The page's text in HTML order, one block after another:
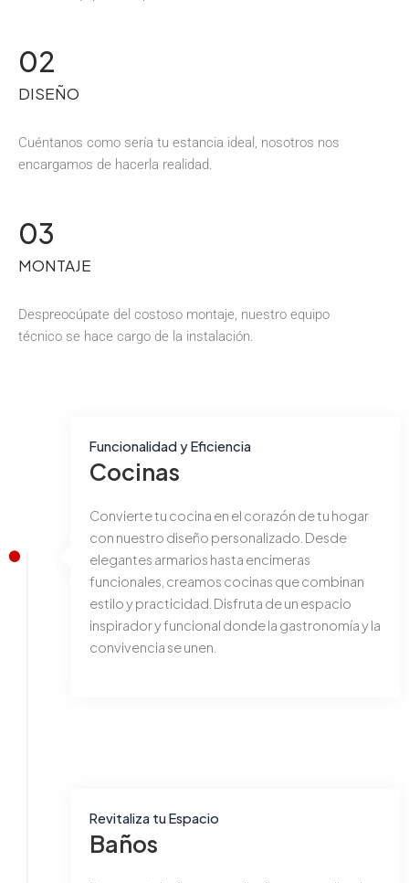
02
DISEÑO
Cuéntanos como sería tu estancia ideal, nosotros nos
encargamos de hacerla realidad.
03
MONTAJE
Despreocúpate del costoso montaje, nuestro equipo
técnico se hace cargo de la instalación.
Funcionalidad y Eficiencia
Cocinas
Convierte tu cocina en el corazón de tu hogar
con nuestro diseño personalizado. Desde
elegantes armarios hasta encimeras
funcionales, creamos cocinas que combinan
estilo y practicidad. Disfruta de un espacio
inspirador y funcional donde la gastronomía y la
convivencia se unen.
Revitaliza tu Espacio
Baños